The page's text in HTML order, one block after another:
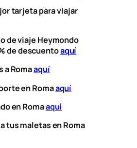
tarjeta para viajar
de viaje Heymondo
de descuentoaquí
a Romaaquí
en Romaaquí
en Romaaquí
tus maletas en Roma